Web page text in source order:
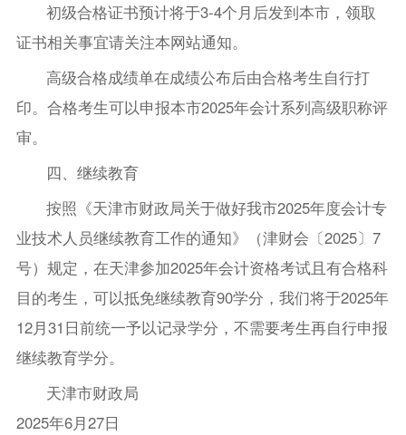
初级合格证书预计将于3-4个月后发到本市，领取
证书相关事宜请关注本网站通知。
高级合格成绩单在成绩公布后由合格考生自行打
印。合格考生可以申报本市2025年会计系列高级职称评
审。
四、继续教育
按照《天津市财政局关于做好我市2025年度会计专
业技术人员继续教育工作的通知》（津财会〔2025〕7
号）规定，在天津参加2025年会计资格考试且有合格科
目的考生，可以抵免继续教育90学分，我们将于2025年
12月31日前统一予以记录学分，不需要考生再自行申报
继续教育学分。
天津市财政局
2025年6月27日